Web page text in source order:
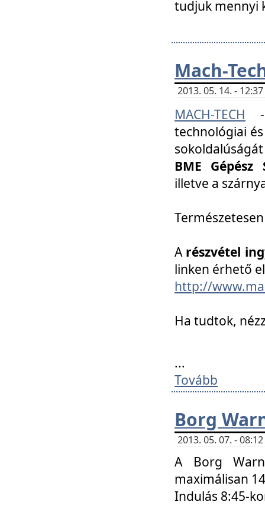
tudjuk mennyi
Mach-
2013. 05. 14. -
MACH-TECH
technológiai
BME
illetve a
A részvétel
linken érhető
http://
Ha tudtok,
...
Tovább
Borg
2013. 05. 07. -
A Borg
maximálisan
Indulás 8:45-